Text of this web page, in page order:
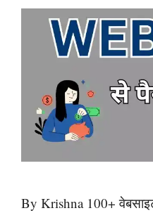
By Krishna 100+